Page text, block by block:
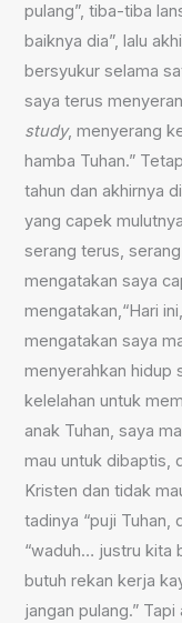
pulang”, tiba-tiba
baiknya dia”, lalu
bersyukur selama
saya terus
study, menyerang
hamba Tuhan.”
tahun dan akhirnya
yang capek
serang terus,
mengatakan saya
mengatakan,“Hari
mengatakan saya
menyerahkan hidup
kelelahan untuk
anak Tuhan, saya
mau untuk dibaptis,
Kristen dan tidak
tadinya “puji Tuhan,
“waduh… justru kita
butuh rekan kerja
jangan pulang.”